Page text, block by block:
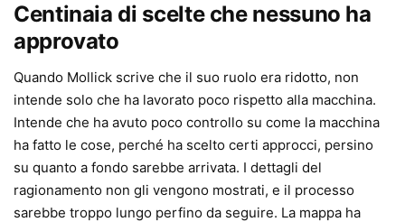
Centinaia di scelte che nessuno ha
approvato
Quando Mollick scrive che il suo ruolo era ridotto, non
intende solo che ha lavorato poco rispetto alla macchina.
Intende che ha avuto poco controllo su come la macchina
ha fatto le cose, perché ha scelto certi approcci, persino
su quanto a fondo sarebbe arrivata. I dettagli del
ragionamento non gli vengono mostrati, e il processo
sarebbe troppo lungo perfino da seguire. La mappa ha